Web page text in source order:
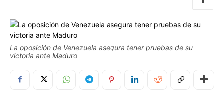
La oposición de Venezuela asegura tener pruebas de su
victoria ante Maduro